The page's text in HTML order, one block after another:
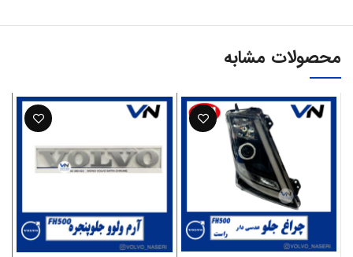
محصولات مشابه